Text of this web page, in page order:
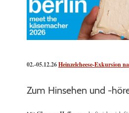
02.-05.12.26Heinzelcheese-Exkursion
Zum Hinsehen und -